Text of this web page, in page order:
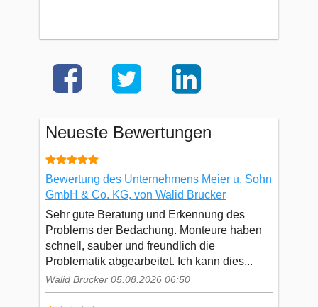
Neueste Bewertungen
Bewertung des Unternehmens Meier u. Sohn
GmbH & Co. KG, von Walid Brucker
Sehr gute Beratung und Erkennung des
Problems der Bedachung. Monteure haben
schnell, sauber und freundlich die
Problematik abgearbeitet. Ich kann dies...
Walid Brucker 05.08.2026 06:50